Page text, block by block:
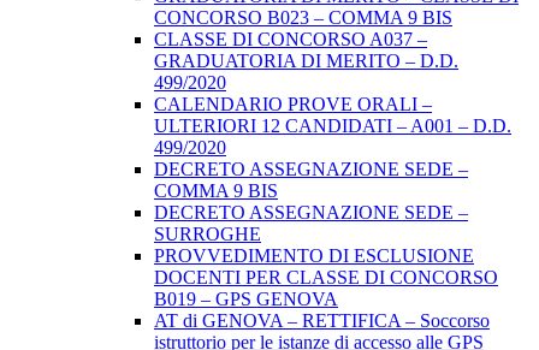
CONCORSO B023 – COMMA 9 BIS
CLASSE DI CONCORSO A037 –
GRADUATORIA DI MERITO – D.D.
499/2020
CALENDARIO PROVE ORALI –
ULTERIORI 12 CANDIDATI – A001 – D.D.
499/2020
DECRETO ASSEGNAZIONE SEDE –
COMMA 9 BIS
DECRETO ASSEGNAZIONE SEDE –
SURROGHE
PROVVEDIMENTO DI ESCLUSIONE
DOCENTI PER CLASSE DI CONCORSO
B019 – GPS GENOVA
AT di GENOVA – RETTIFICA – Soccorso
istruttorio per le istanze di accesso alle GPS